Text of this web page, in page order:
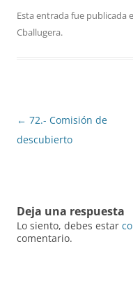
Esta entrada fue publicada
Cballugera.
Navegación
de
← 72.- Comisión de
descubierto
Deja una respuesta
Lo siento, debes estar
comentario.